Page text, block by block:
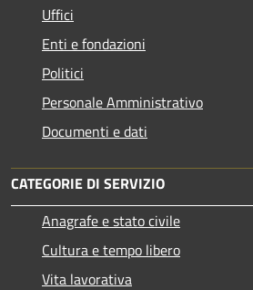
Uffici
Enti e fondazioni
Politici
Personale Amministrativo
Documenti e dati
CATEGORIE DI SERVIZIO
Anagrafe e stato civile
Cultura e tempo libero
Vita lavorativa